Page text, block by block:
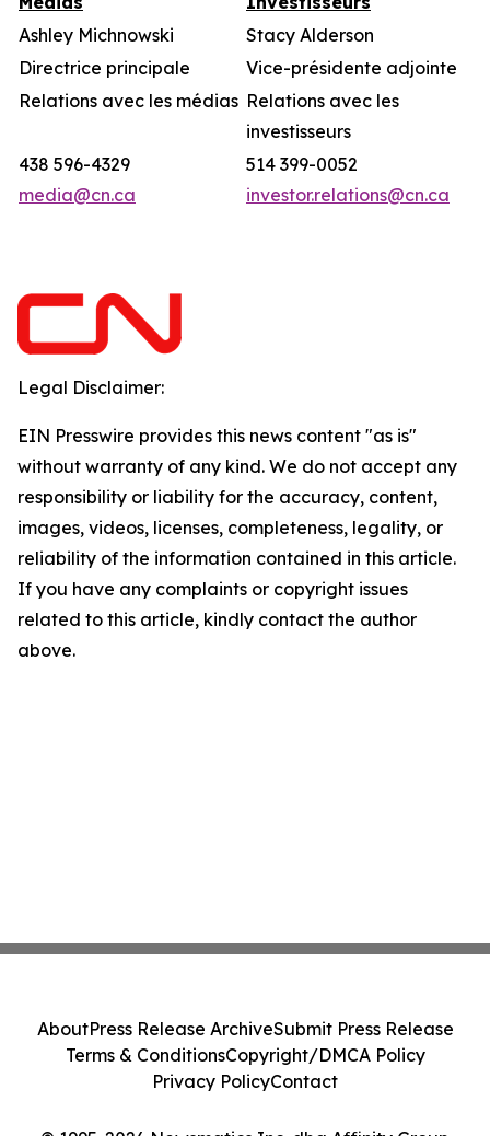
Ashley Michnowski
Stacy Alderson
Directrice principale
Vice-présidente adjointe
Relations avec les médias Relations avec les
investisseurs
438 596-4329
media@cn.ca
514 399-0052
investor.relations@cn.ca
Legal Disclaimer:
EIN Presswire provides this news content "as is"
without warranty of any kind. We do not accept any
responsibility or liability for the accuracy, content,
images, videos, licenses, completeness, legality, or
reliability of the information contained in this article.
If you have any complaints or copyright issues
related to this article, kindly contact the author
above.
AboutPress Release ArchiveSubmit Press Release
Terms & ConditionsCopyright/DMCA Policy
Privacy PolicyContact